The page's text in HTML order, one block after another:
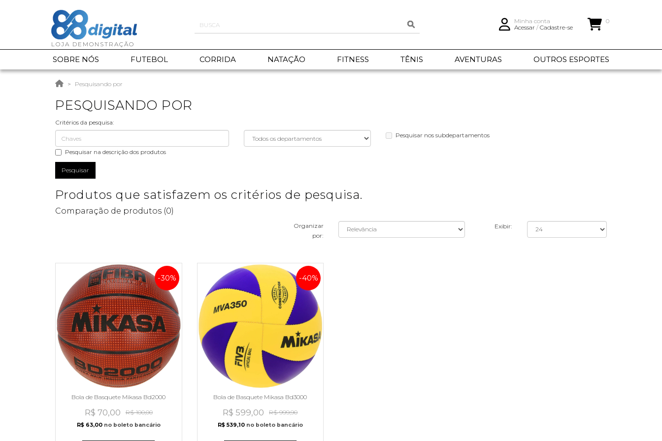
Minha conta
Acessar / Cadastre-se
0
SOBRE NÓS FUTEBOL CORRIDA NATAÇÃO FITNESS TÊNIS AVENTURAS OUTROS ESPORTES
Pesquisando por
PESQUISANDO POR
Critérios da pesquisa:
Pesquisar nos subdepartamentos
Pesquisar na descrição dos produtos
Produtos que satisfazem os critérios de pesquisa.
Comparação de produtos (0)
Organizar
por:
Exibir:
Bola de Basquete Mikasa Bd2000
R$ 70,00 R$ 100,00
-30%
R$ 63,00no boleto bancário
Bola de Basquete Mikasa Bd3000
R$ 599,00 R$ 999,90
-40%
R$ 539,10no boleto bancário